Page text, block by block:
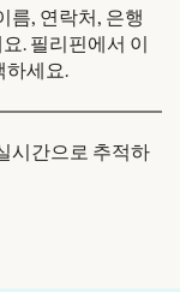
름, 연락처, 은행
. 필리핀에서 이
하세요.
시간으로 추적하